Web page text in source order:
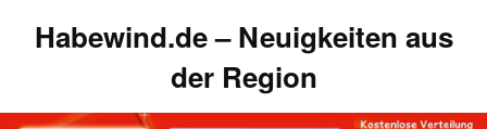
Habewind.de – Neuigkeiten aus
der Region